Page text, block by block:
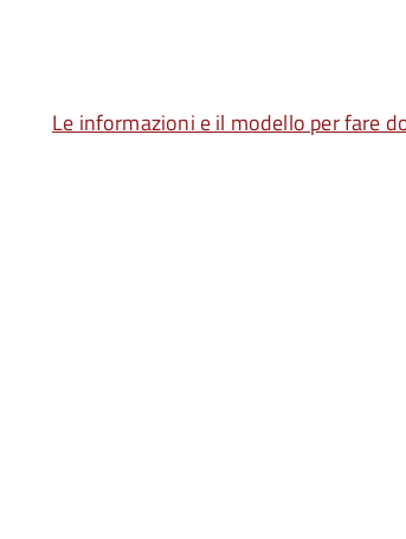
Le informazioni e il modello per fare